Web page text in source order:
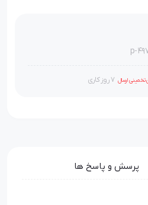
p-
تخمینی ارسال
پرسش و پاسخ ها